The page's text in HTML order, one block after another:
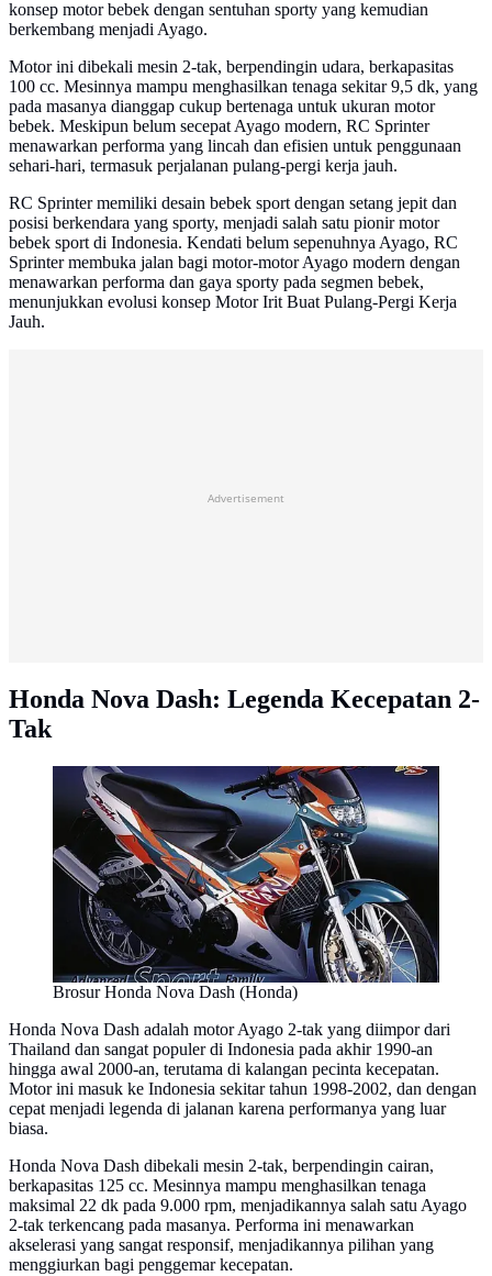
konsep motor bebek dengan sentuhan sporty yang kemudian
berkembang menjadi Ayago.
Motor ini dibekali mesin 2-tak, berpendingin udara, berkapasitas
100 cc. Mesinnya mampu menghasilkan tenaga sekitar 9,5 dk, yang
pada masanya dianggap cukup bertenaga untuk ukuran motor
bebek. Meskipun belum secepat Ayago modern, RC Sprinter
menawarkan performa yang lincah dan efisien untuk penggunaan
sehari-hari, termasuk perjalanan pulang-pergi kerja jauh.
RC Sprinter memiliki desain bebek sport dengan setang jepit dan
posisi berkendara yang sporty, menjadi salah satu pionir motor
bebek sport di Indonesia. Kendati belum sepenuhnya Ayago, RC
Sprinter membuka jalan bagi motor-motor Ayago modern dengan
menawarkan performa dan gaya sporty pada segmen bebek,
menunjukkan evolusi konsep Motor Irit Buat Pulang-Pergi Kerja
Jauh.
Advertisement
Honda Nova Dash: Legenda Kecepatan 2-
Tak
Brosur Honda Nova Dash (Honda)
Honda Nova Dash adalah motor Ayago 2-tak yang diimpor dari
Thailand dan sangat populer di Indonesia pada akhir 1990-an
hingga awal 2000-an, terutama di kalangan pecinta kecepatan.
Motor ini masuk ke Indonesia sekitar tahun 1998-2002, dan dengan
cepat menjadi legenda di jalanan karena performanya yang luar
biasa.
Honda Nova Dash dibekali mesin 2-tak, berpendingin cairan,
berkapasitas 125 cc. Mesinnya mampu menghasilkan tenaga
maksimal 22 dk pada 9.000 rpm, menjadikannya salah satu Ayago
2-tak terkencang pada masanya. Performa ini menawarkan
akselerasi yang sangat responsif, menjadikannya pilihan yang
menggiurkan bagi penggemar kecepatan.